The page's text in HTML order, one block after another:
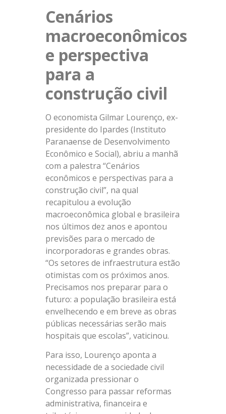
Cenários
macroeconômicos
e perspectiva
para a
construção civil
O economista Gilmar Lourenço, ex-
presidente do Ipardes (Instituto
Paranaense de Desenvolvimento
Econômico e Social), abriu a manhã
com a palestra “Cenários
econômicos e perspectivas para a
construção civil”, na qual
recapitulou a evolução
macroeconômica global e brasileira
nos últimos dez anos e apontou
previsões para o mercado de
incorporadoras e grandes obras.
“Os setores de infraestrutura estão
otimistas com os próximos anos.
Precisamos nos preparar para o
futuro: a população brasileira está
envelhecendo e em breve as obras
públicas necessárias serão mais
hospitais que escolas”, vaticinou.
Para isso, Lourenço aponta a
necessidade de a sociedade civil
organizada pressionar o
Congresso para passar reformas
administrativa, financeira e